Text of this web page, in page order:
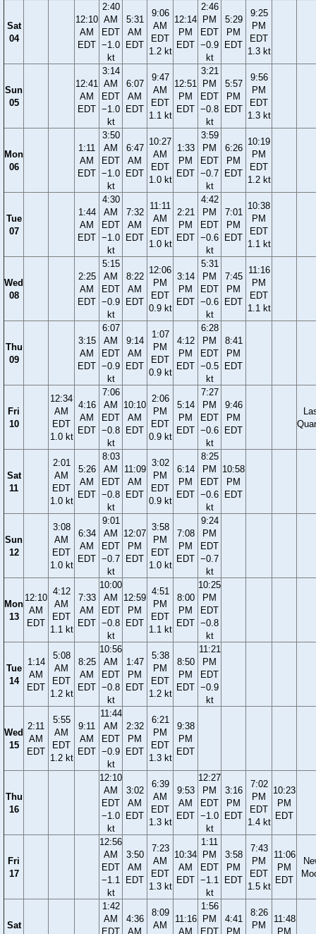
Sat
04
12:10
AM
EDT
2:40
AM
EDT
−1.0
kt
5:31
AM
EDT
9:06
AM
EDT
1.2 kt
12:14
PM
EDT
2:46
PM
EDT
−0.9
kt
5:29
PM
EDT
9:25
PM
EDT
1.3 kt
Sun
05
12:41
AM
EDT
3:14
AM
EDT
−1.0
kt
6:07
AM
EDT
9:47
AM
EDT
1.1 kt
12:51
PM
EDT
3:21
PM
EDT
−0.8
kt
5:57
PM
EDT
9:56
PM
EDT
1.3 kt
Mon
06
1:11
AM
EDT
3:50
AM
EDT
−1.0
kt
6:47
AM
EDT
10:27
AM
EDT
1.0 kt
1:33
PM
EDT
3:59
PM
EDT
−0.7
kt
6:26
PM
EDT
10:19
PM
EDT
1.2 kt
Tue
07
1:44
AM
EDT
4:30
AM
EDT
−1.0
kt
7:32
AM
EDT
11:11
AM
EDT
1.0 kt
2:21
PM
EDT
4:42
PM
EDT
−0.6
kt
7:01
PM
EDT
10:38
PM
EDT
1.1 kt
Wed
08
2:25
AM
EDT
5:15
AM
EDT
−0.9
kt
8:22
AM
EDT
12:06
PM
EDT
0.9 kt
3:14
PM
EDT
5:31
PM
EDT
−0.6
kt
7:45
PM
EDT
11:16
PM
EDT
1.1 kt
Thu
09
3:15
AM
EDT
6:07
AM
EDT
−0.9
kt
9:14
AM
EDT
1:07
PM
EDT
0.9 kt
4:12
PM
EDT
6:28
PM
EDT
−0.5
kt
8:41
PM
EDT
Fri
10
12:34
AM
EDT
1.0 kt
4:16
AM
EDT
7:06
AM
EDT
−0.8
kt
10:10
AM
EDT
2:06
PM
EDT
0.9 kt
5:14
PM
EDT
7:27
PM
EDT
−0.6
kt
9:46
PM
EDT
Sat
11
2:01
AM
EDT
1.0 kt
5:26
AM
EDT
8:03
AM
EDT
−0.8
kt
11:09
AM
EDT
3:02
PM
EDT
0.9 kt
6:14
PM
EDT
8:25
PM
EDT
−0.6
kt
10:58
PM
EDT
Sun
12
3:08
AM
EDT
1.0 kt
6:34
AM
EDT
9:01
AM
EDT
−0.7
kt
12:07
PM
EDT
3:58
PM
EDT
1.0 kt
7:08
PM
EDT
9:24
PM
EDT
−0.7
kt
Mon
13
12:10
AM
EDT
4:12
AM
EDT
1.1 kt
7:33
AM
EDT
10:00
AM
EDT
−0.8
kt
12:59
PM
EDT
4:51
PM
EDT
1.1 kt
8:00
PM
EDT
10:25
PM
EDT
−0.8
kt
Tue
14
1:14
AM
EDT
5:08
AM
EDT
1.2 kt
8:25
AM
EDT
10:56
AM
EDT
−0.8
kt
1:47
PM
EDT
5:38
PM
EDT
1.2 kt
8:50
PM
EDT
11:21
PM
EDT
−0.9
kt
Wed
15
2:11
AM
EDT
5:55
AM
EDT
1.2 kt
9:11
AM
EDT
11:44
AM
EDT
−0.9
kt
2:32
PM
EDT
6:21
PM
EDT
1.3 kt
9:38
PM
EDT
Thu
16
12:10
AM
EDT
−1.0
kt
3:02
AM
EDT
6:39
AM
EDT
1.3 kt
9:53
AM
EDT
12:27
PM
EDT
−1.0
kt
3:16
PM
EDT
7:02
PM
EDT
1.4 kt
10:23
PM
EDT
Fri
17
12:56
AM
EDT
−1.1
kt
3:50
AM
EDT
7:23
AM
EDT
1.3 kt
10:34
AM
EDT
1:11
PM
EDT
−1.1
kt
3:58
PM
EDT
7:43
PM
EDT
1.5 kt
11:06
PM
EDT
Sat
1:42
AM
EDT
4:36
AM
8:09
AM
11:16
AM
1:56
PM
EDT
4:41
PM
8:26
PM
11:48
PM